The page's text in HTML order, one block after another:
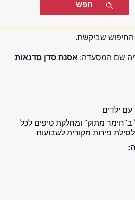
החיפוש שביקשת.
שם המסעדה: אסנת סדן סדנאות
עם ילדים
מתוק'' ומחלקת טיפים לכל
פירות מקורית לשבועות